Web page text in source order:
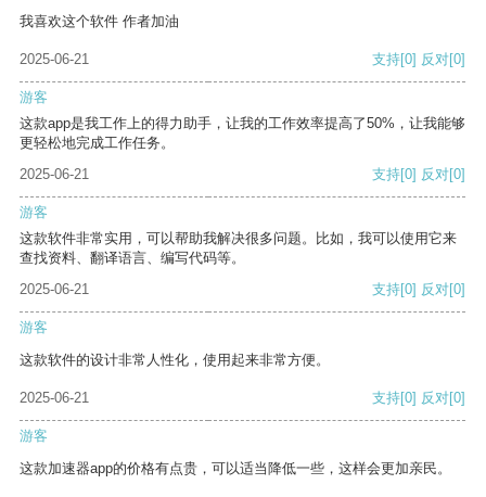
我喜欢这个软件 作者加油
2025-06-21 支持[0] 反对[0]
游客
这款app是我工作上的得力助手，让我的工作效率提高了50%，让我能够
更轻松地完成工作任务。
2025-06-21
支持[0] 反对[0]
游客
这款软件非常实用，可以帮助我解决很多问题。比如，我可以使用它来
查找资料、翻译语言、编写代码等。
2025-06-21
支持[0] 反对[0]
游客
这款软件的设计非常人性化，使用起来非常方便。
2025-06-21 支持[0] 反对[0]
游客
这款加速器app的价格有点贵，可以适当降低一些，这样会更加亲民。